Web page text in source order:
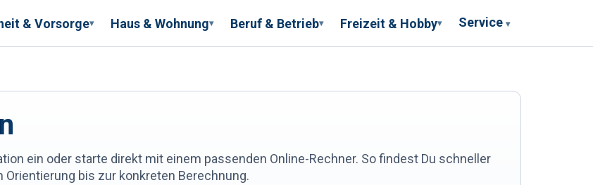
& Vorsorge▾ Haus & Wohnung▾ Beruf & Betrieb▾ Freizeit & Hobby▾ Service ▾
ein oder starte direkt mit einem passenden Online-Rechner. So findest Du schneller
bis zur konkreten Berechnung.